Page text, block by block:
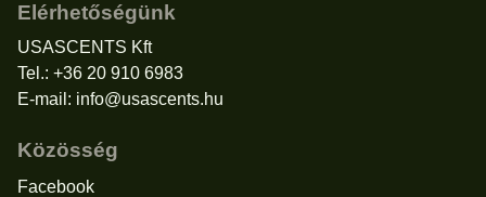
Elérhetőségünk
USASCENTS Kft
Tel.: +36 20 910 6983
E-mail: info@usascents.hu
Közösség
Facebook